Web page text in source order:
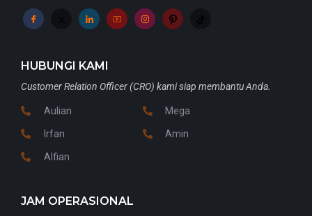
HUBUNGI KAMI
Customer Relation Officer (CRO) kami siap membantu Anda.
Aulian
Irfan
Alfian
Mega
Amin
JAM OPERASIONAL